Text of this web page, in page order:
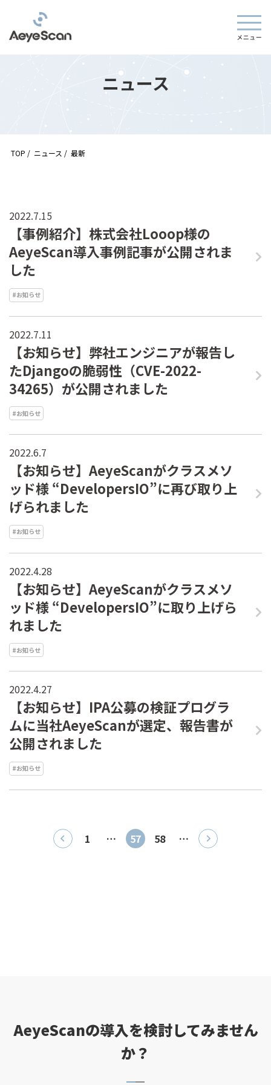
ニュース
TOP / ニュース / 最新
2022.7.15
【事例紹介】株式会社Looop様の
AeyeScan導入事例記事が公開されま
した
#お知らせ
2022.7.11
【お知らせ】弊社エンジニアが報告し
たDjangoの脆弱性（CVE-2022-
34265）が公開されました
#お知らせ
2022.6.7
【お知らせ】AeyeScanがクラスメソ
ッド様 “DevelopersIO”に再び取り上
げられました
#お知らせ
2022.4.28
【お知らせ】AeyeScanがクラスメソ
ッド様 “DevelopersIO”に取り上げら
れました
#お知らせ
2022.4.27
【お知らせ】IPA公募の検証プログラ
ムに当社AeyeScanが選定、報告書が
公開されました
#お知らせ
1 … 57 58 …
AeyeScanの導入を検討してみません
か？